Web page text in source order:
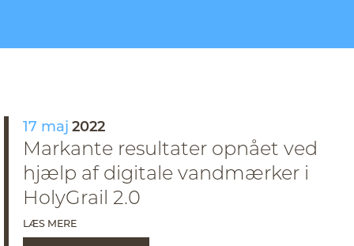
17 maj 2022
Markante resultater opnået ved
hjælp af digitale vandmærker i
HolyGrail 2.0
LÆS MERE